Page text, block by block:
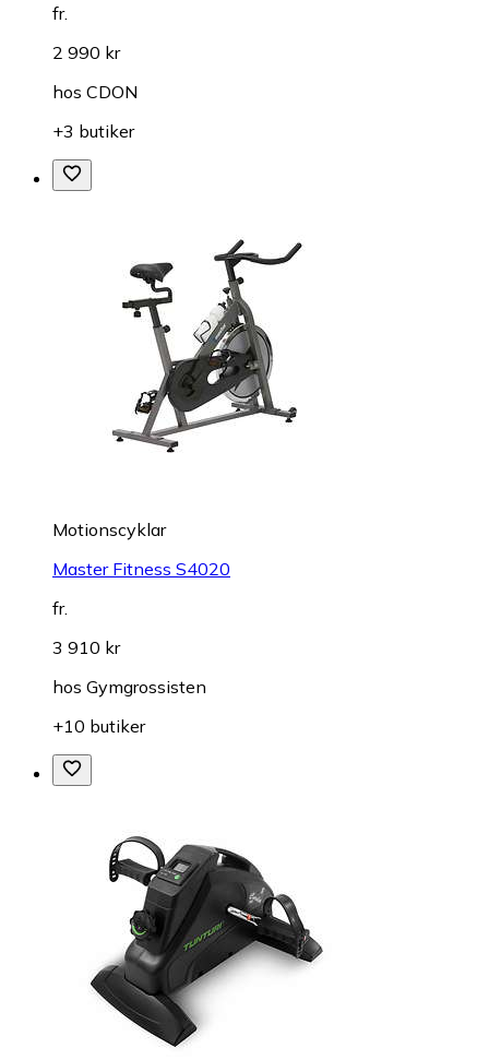
fr.
2 990 kr
hos CDON
+3 butiker
Motionscyklar
Master Fitness S4020
fr.
3 910 kr
hos Gymgrossisten
+10 butiker